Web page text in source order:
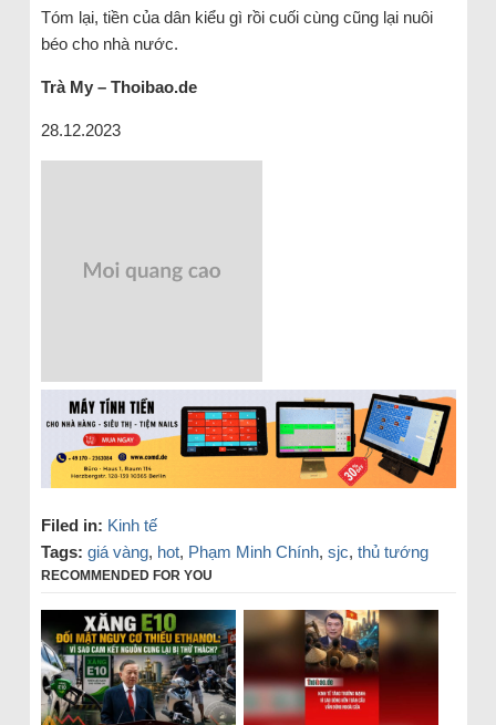
Tóm lại, tiền của dân kiểu gì rồi cuối cùng cũng lại nuôi
béo cho nhà nước.
TràMy – Thoibao.de
28.12.2023
Filed in: Kinh tế
Tags: giá vàng, hot, Phạm Minh Chính, sjc, thủ tướng
RECOMMENDED FOR YOU